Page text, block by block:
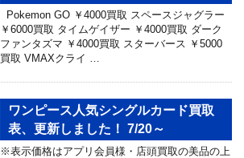
Pokemon GO ￥4000買取 スペースジャグラー
￥6000買取 タイムゲイザー ￥4000買取 ダーク
ファンタズマ ￥4000買取 スターバース ￥5000
買取 VMAXクライ …
ワンピース人気シングルカード買取
表、更新しました！ 7/20～
※表示価格はアプリ会員様・店頭買取の美品の上